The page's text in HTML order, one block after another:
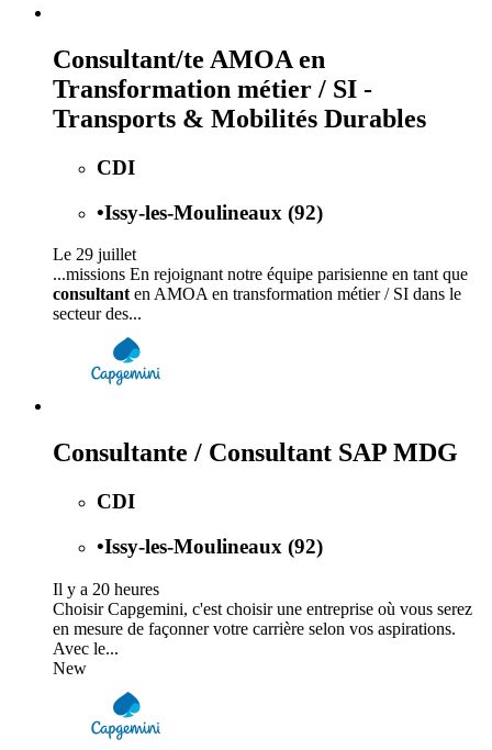
Consultant/te AMOA en
Transformation métier / SI -
Transports & Mobilités Durables
CDI
•Issy-les-Moulineaux (92)
Le 29 juillet
...missions En rejoignant notre équipe parisienne en tant que
consultant en AMOA en transformation métier / SI dans le
secteur des...
Consultante / Consultant SAP MDG
CDI
•Issy-les-Moulineaux (92)
Il y a 20 heures
Choisir Capgemini, c'est choisir une entreprise où vous serez
en mesure de façonner votre carrière selon vos aspirations.
Avec le...
New